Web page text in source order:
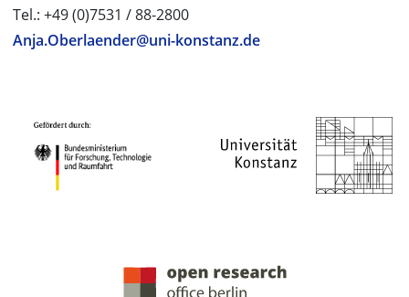
Tel.: +49 (0)7531 / 88-2800
Anja.Oberlaender@uni-konstanz.de